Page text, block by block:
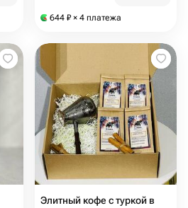
644 ₽ × 4 платежа
Элитный кофе с туркой в